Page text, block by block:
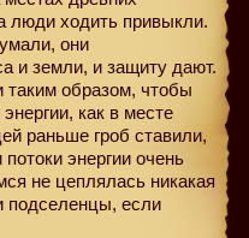
люди ходить привыкли.
они
и земли, и защиту дают.
таким образом, чтобы
как в месте
раньше гроб ставили,
энергии очень
не цеплялась никакая
подселенцы, если